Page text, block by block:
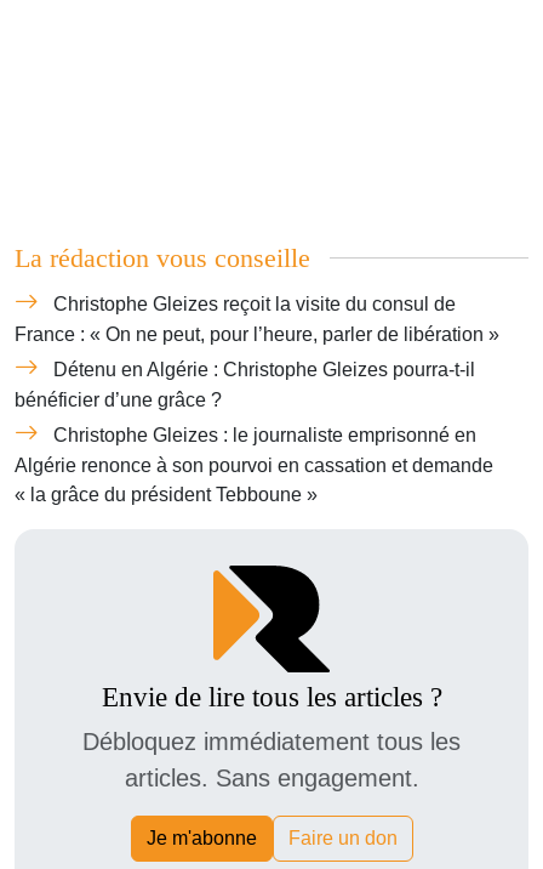
La rédaction vous conseille
Christophe Gleizes reçoit la visite du consul de
France : « On ne peut, pour l’heure, parler de libération »
Détenu en Algérie : Christophe Gleizes pourra-t-il
bénéficier d’une grâce ?
Christophe Gleizes : le journaliste emprisonné en
Algérie renonce à son pourvoi en cassation et demande
« la grâce du président Tebboune »
Envie de lire tous les articles ?
Débloquez immédiatement tous les
articles. Sans engagement.
Je m'abonne Faire un don